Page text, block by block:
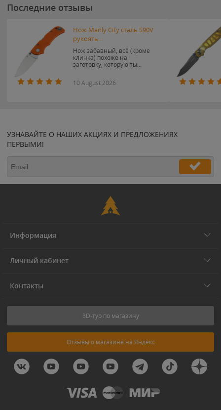
Последние отзывы
Нож Manly City сталь S90V
рукоять...
Нож забавный, всё (кроме
клинка) похоже на
заготовку, которую ты...
10 August 2026
УЗНАВАЙТЕ О НАШИХ АКЦИЯХ И ПРЕДЛОЖЕНИЯХ
ПЕРВЫМИ!
Информация
Личный кабинет
Контакты
3D-тур по магазину
Отзывы о магазине на Яндекс